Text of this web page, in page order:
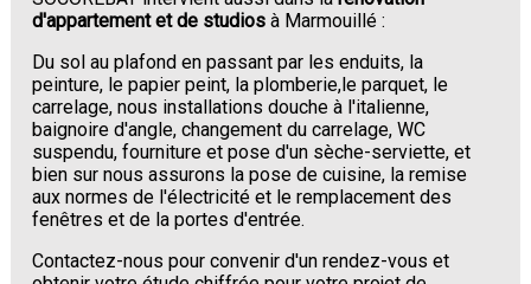
d'appartement et de studios à Marmouillé :
Du sol au plafond en passant par les enduits, la
peinture, le papier peint, la plomberie,le parquet, le
carrelage, nous installations douche à l'italienne,
baignoire d'angle, changement du carrelage, WC
suspendu, fourniture et pose d'un sèche-serviette, et
bien sur nous assurons la pose de cuisine, la remise
aux normes de l'électricité et le remplacement des
fenêtres et de la portes d'entrée.
Contactez-nous pour convenir d'un rendez-vous et